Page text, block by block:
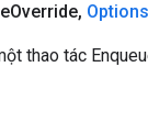
Override, Options
thao tác